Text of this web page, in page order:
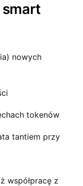
nowych
tokenów
tantiem przy
współpracę z